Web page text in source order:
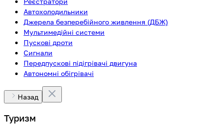
Автохолодильники
Джерела безперебійного живлення (ДБЖ)
Мультимедійні системи
Пускові дроти
Сигнали
Передпускові підігрівачі двигуна
Автономні обігрівачі
Назад
Туризм